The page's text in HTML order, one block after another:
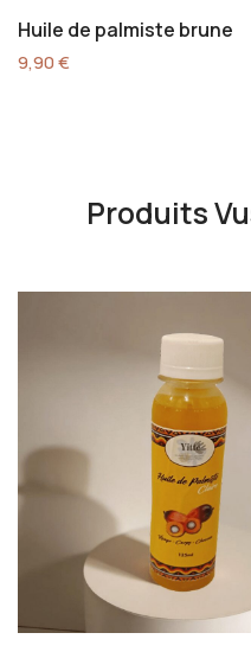
Huile de palmiste brune
9,90€
Produits